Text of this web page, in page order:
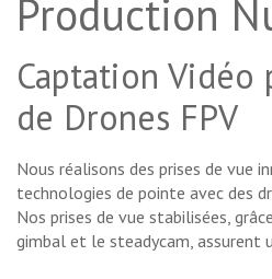
Production
Captation Vidéo
de Drones FPV
Nous réalisons des prises de vue
technologies de pointe avec des
Nos prises de vue stabilisées,
gimbal et le steadycam, assurent